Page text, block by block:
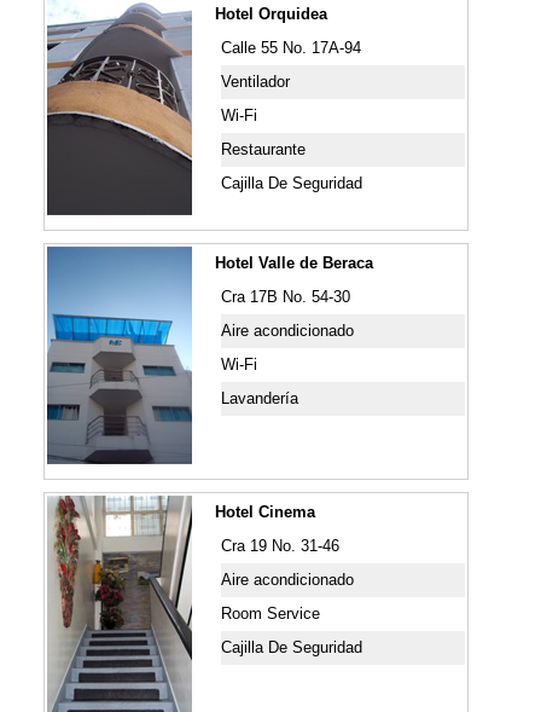
Hotel Orquidea
Calle 55 No. 17A-94
Ventilador
Wi-Fi
Restaurante
Cajilla De Seguridad
Hotel Valle de Beraca
Cra 17B No. 54-30
Aire acondicionado
Wi-Fi
Lavandería
Hotel Cinema
Cra 19 No. 31-46
Aire acondicionado
Room Service
Cajilla De Seguridad